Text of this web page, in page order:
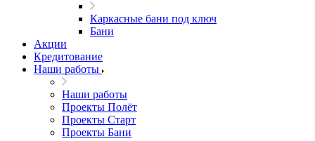
Каркасные бани под ключ
Бани
Акции
Кредитование
Наши работы
Наши работы
Проекты Полёт
Проекты Старт
Проекты Бани